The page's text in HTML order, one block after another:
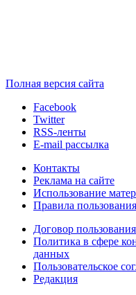
Полная версия сайта
Facebook
Twitter
RSS-ленты
E-mail рассылка
Контакты
Реклама на сайте
Использование
Правила
Договор
Политика в сфере
данных
Пользовательское
Редакция